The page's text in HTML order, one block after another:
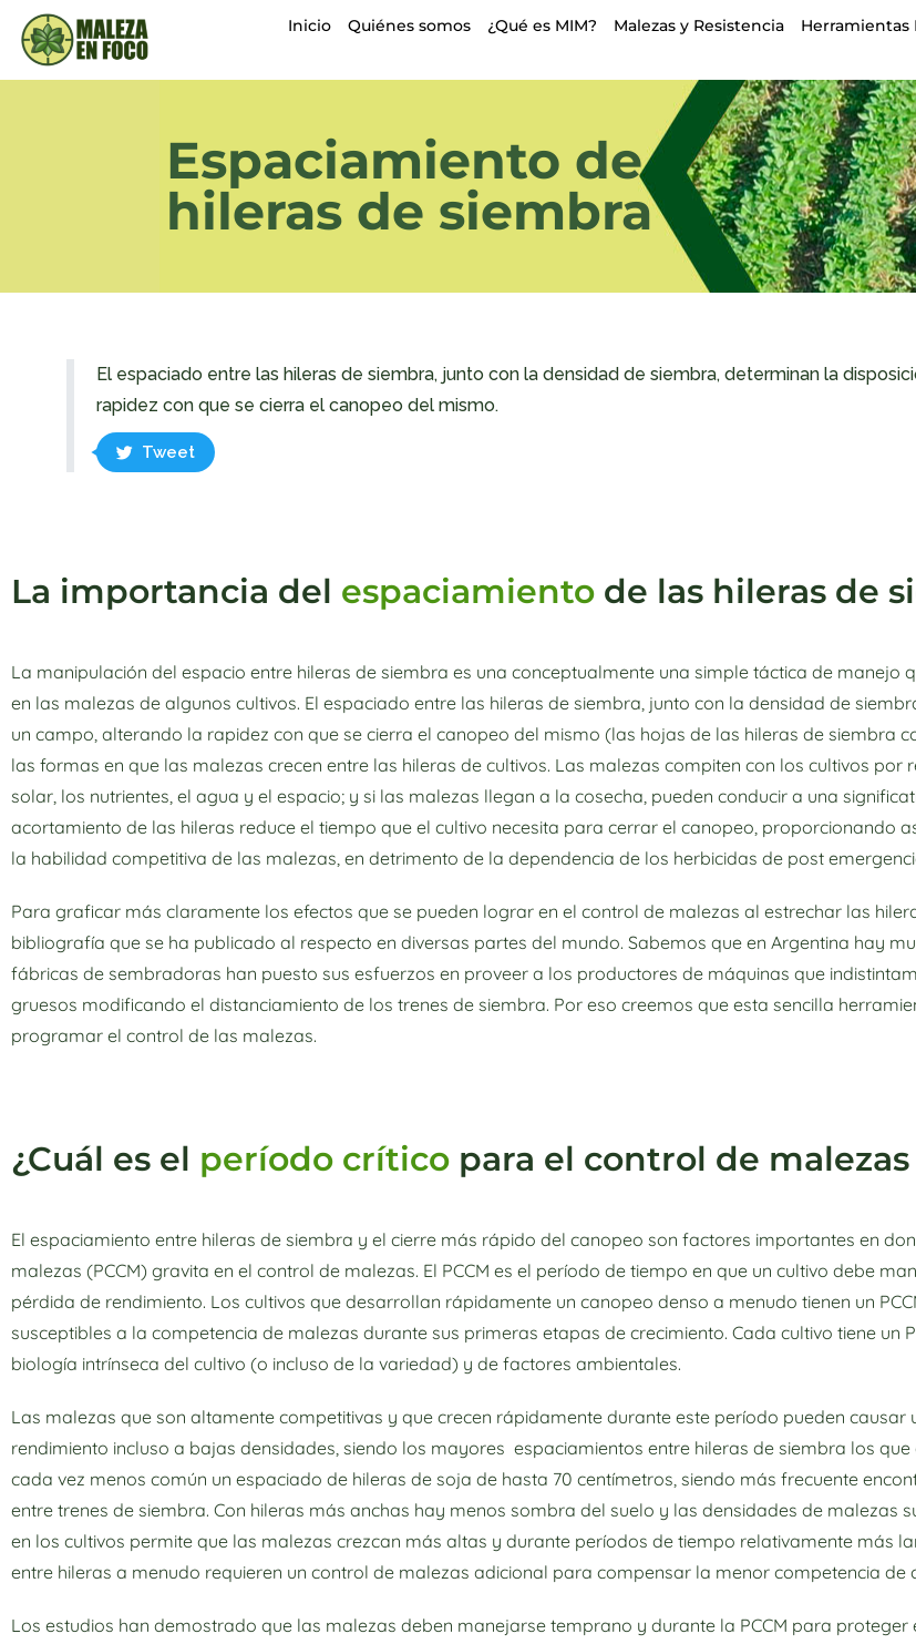
Inicio Quiénes somos ¿Qué es MIM? Malezas y Resistencia Herramientas
Espaciamiento de
hileras de siembra
El espaciado entre las hileras de siembra, junto con la densidad de siembra, determinan la
rapidez con que se cierra el canopeo del mismo.
Tweet
La importancia del espaciamiento de las hileras de
La manipulación del espacio entre hileras de siembra es una conceptualmente una simple táctica de manejo
en las malezas de algunos cultivos. El espaciado entre las hileras de siembra, junto con la densidad de
un campo, alterando la rapidez con que se cierra el canopeo del mismo (las hojas de las hileras de siembra
las formas en que las malezas crecen entre las hileras de cultivos. Las malezas compiten con los cultivos por
solar, los nutrientes, el agua y el espacio; y si las malezas llegan a la cosecha, pueden conducir a una
acortamiento de las hileras reduce el tiempo que el cultivo necesita para cerrar el canopeo, proporcionando
la habilidad competitiva de las malezas, en detrimento de la dependencia de los herbicidas de post
Para graficar más claramente los efectos que se pueden lograr en el control de malezas al estrechar las
bibliografía que se ha publicado al respecto en diversas partes del mundo. Sabemos que en Argentina hay
fábricas de sembradoras han puesto sus esfuerzos en proveer a los productores de máquinas que
gruesos modificando el distanciamiento de los trenes de siembra. Por eso creemos que esta sencilla
programar el control de las malezas.
¿Cuál es el período crítico para el control de malezas
El espaciamiento entre hileras de siembra y el cierre más rápido del canopeo son factores importantes en
malezas (PCCM) gravita en el control de malezas. El PCCM es el período de tiempo en que un cultivo debe
pérdida de rendimiento. Los cultivos que desarrollan rápidamente un canopeo denso a menudo tienen un
susceptibles a la competencia de malezas durante sus primeras etapas de crecimiento. Cada cultivo tiene un
biología intrínseca del cultivo (o incluso de la variedad) y de factores ambientales.
Las malezas que son altamente competitivas y que crecen rápidamente durante este período pueden causar
rendimiento incluso a bajas densidades, siendo los mayores espaciamientos entre hileras de siembra los
cada vez menos común un espaciado de hileras de soja de hasta 70 centímetros, siendo más frecuente
entre trenes de siembra. Con hileras más anchas hay menos sombra del suelo y las densidades de malezas
en los cultivos permite que las malezas crezcan más altas y durante períodos de tiempo relativamente más
entre hileras a menudo requieren un control de malezas adicional para compensar la menor competencia de
Los estudios han demostrado que las malezas deben manejarse temprano y durante la PCCM para proteger